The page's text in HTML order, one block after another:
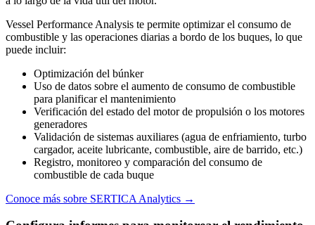
Vessel Performance Analysis te permite optimizar el consumo de
combustible y las operaciones diarias a bordo de los buques, lo que
puede incluir:
Optimización del búnker
Uso de datos sobre el aumento de consumo de combustible
para planificar el mantenimiento
Verificación del estado del motor de propulsión o los motores
generadores
Validación de sistemas auxiliares (agua de enfriamiento, turbo
cargador, aceite lubricante, combustible, aire de barrido, etc.)
Registro, monitoreo y comparación del consumo de
combustible de cada buque
Conoce más sobre SERTICA Analytics →